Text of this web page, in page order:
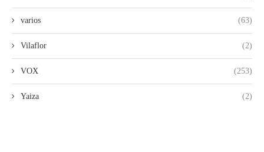
varios (63)
Vilaflor (2)
VOX (253)
Yaiza (2)